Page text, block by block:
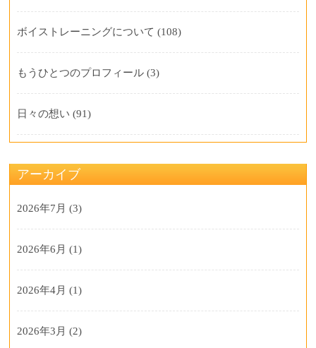
ボイストレーニングについて (108)
もうひとつのプロフィール (3)
日々の想い (91)
アーカイブ
2026年7月 (3)
2026年6月 (1)
2026年4月 (1)
2026年3月 (2)